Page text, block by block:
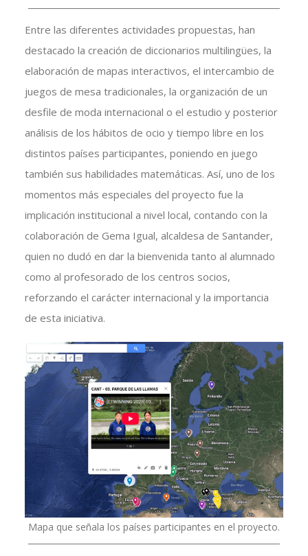
Entre las diferentes actividades propuestas, han
destacado la creación de diccionarios multilingües, la
elaboración de mapas interactivos, el intercambio de
juegos de mesa tradicionales, la organización de un
desfile de moda internacional o el estudio y posterior
análisis de los hábitos de ocio y tiempo libre en los
distintos países participantes, poniendo en juego
también sus habilidades matemáticas. Así, uno de los
momentos más especiales del proyecto fue la
implicación institucional a nivel local, contando con la
colaboración de Gema Igual, alcaldesa de Santander,
quien no dudó en dar la bienvenida tanto al alumnado
como al profesorado de los centros socios,
reforzando el carácter internacional y la importancia
de esta iniciativa.
Mapa que señala los países participantes en el proyecto.